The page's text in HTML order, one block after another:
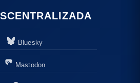
Bluesky
Mastodon